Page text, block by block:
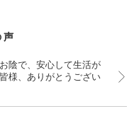
陰で、安心して生活が
様、ありがとうござい